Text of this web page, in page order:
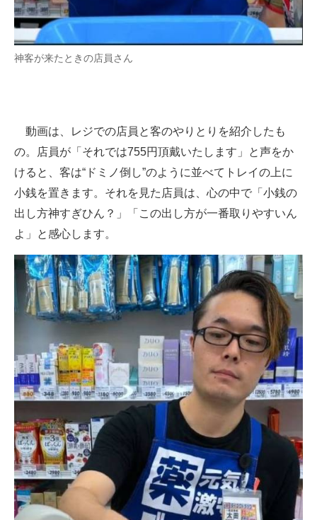
神客が来たときの店員さん
動画は、レジでの店員と客のやりとりを紹介したも
の。店員が「それでは755円頂戴いたします」と声をか
けると、客は“ドミノ倒し”のように並べてトレイの上に
小銭を置きます。それを見た店員は、心の中で「小銭の
出し方神すぎひん？」「この出し方が一番取りやすいん
よ」と感心します。